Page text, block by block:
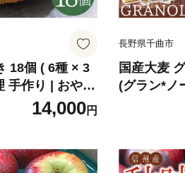
18個 ( 6種 × 3
手作り | おやき
にら たまねぎ
もの お取り寄
やつ おかず お
14,000円
長野県千曲市
国産大麦
(グラン*ノ
ト 果物
食物繊維